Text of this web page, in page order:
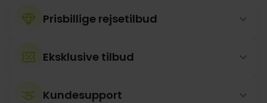
Prisbillige rejsetilbud
Eksklusive tilbud
Kundesupport